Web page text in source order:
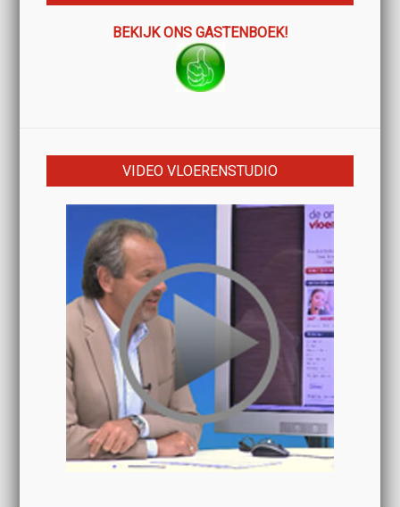
BEKIJK ONS GASTENBOEK!
VIDEO VLOERENSTUDIO